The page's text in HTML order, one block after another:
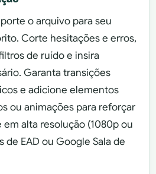
o arquivo para seu
Corte hesitações e erros,
de ruído e insira
Garanta transições
e adicione elementos
ou animações para reforçar
alta resolução (1080p ou
de EAD ou Google Sala de